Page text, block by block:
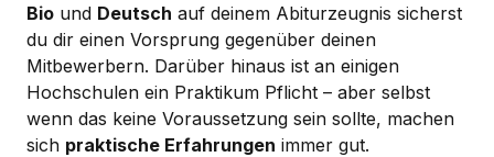
Bio und Deutsch auf deinem Abiturzeugnis sicherst
du dir einen Vorsprung gegenüber deinen
Mitbewerbern. Darüber hinaus ist an einigen
Hochschulen ein Praktikum Pflicht – aber selbst
wenn das keine Voraussetzung sein sollte, machen
sich praktische Erfahrungen immer gut.